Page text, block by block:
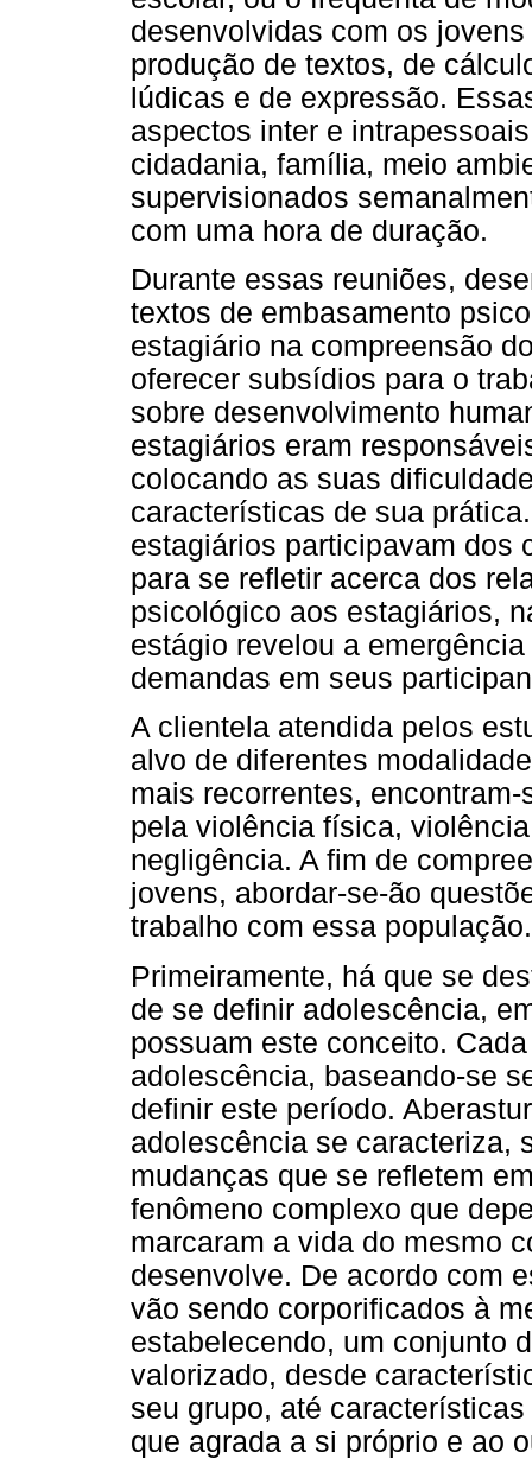
desenvolvidas com os
produção de textos, de
lúdicas e de expressão.
aspectos inter e
cidadania, família, meio
supervisionados
com uma hora de duração.
Durante essas reuniões,
textos de embasamento
estagiário na compreensão
oferecer subsídios para o
sobre desenvolvimento
estagiários eram
colocando as suas
características de sua
estagiários participavam dos
para se refletir acerca dos
psicológico aos estagiários,
estágio revelou a
demandas em seus
A clientela atendida pelos
alvo de diferentes
mais recorrentes,
pela violência física,
negligência. A fim de
jovens, abordar-se-ão
trabalho com essa população.
Primeiramente, há que se
de se definir adolescência,
possuam este conceito.
adolescência, baseando-se
definir este período.
adolescência se caracteriza,
mudanças que se refletem
fenômeno complexo que
marcaram a vida do mesmo
desenvolve. De acordo com
vão sendo corporificados à
estabelecendo, um conjunto
valorizado, desde
seu grupo, até
que agrada a si próprio e ao